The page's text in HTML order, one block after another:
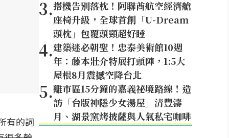
有的詞
3.搭機告別落枕！阿聯酋航空經濟艙
座椅升級，全球首創「U-Dream
頭枕」包覆頭頸超好睡
4.建築迷必朝聖！忠泰美術館10週
年：藤本壯介特展打頭陣，1:5大
屋根8月震撼空降台北
5.離市區15分鐘的嘉義祕境路線！造
訪「台版神隱少女湯屋」清豐濤
月、湖景窯烤披薩與人氣私宅咖啡